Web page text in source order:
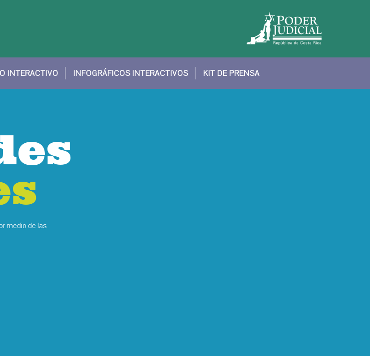
INTERACTIVO INFOGRÁFICOS INTERACTIVOS KIT DE PRENSA
medio de las